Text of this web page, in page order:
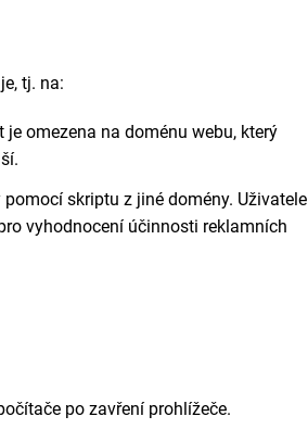
tj. na:
omezena na doménu webu, který
skriptu z jiné domény. Uživatele
vyhodnocení účinnosti reklamních
po zavření prohlížeče.